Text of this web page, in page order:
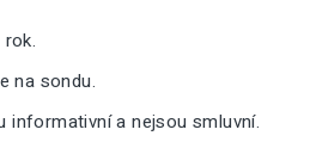
na sondu.
a nejsou smluvní.